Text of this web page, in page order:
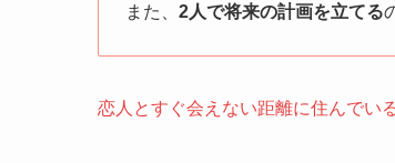
また、 2人で将来の計画を立てる
恋人とすぐ会えない距離に住んでい